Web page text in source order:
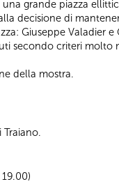
grande piazza
decisione di
Giuseppe Valadier e
secondo criteri molto
della mostra.